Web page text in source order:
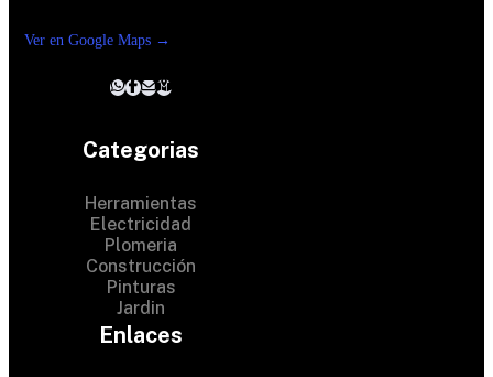
Ver en Google Maps →
Categorias
Herramientas
Electricidad
Plomeria
Construcción
Pinturas
Jardin
Enlaces